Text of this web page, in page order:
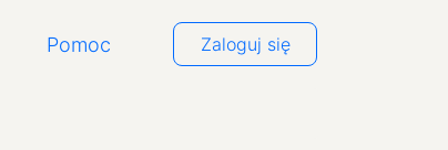
Pomoc Zaloguj się